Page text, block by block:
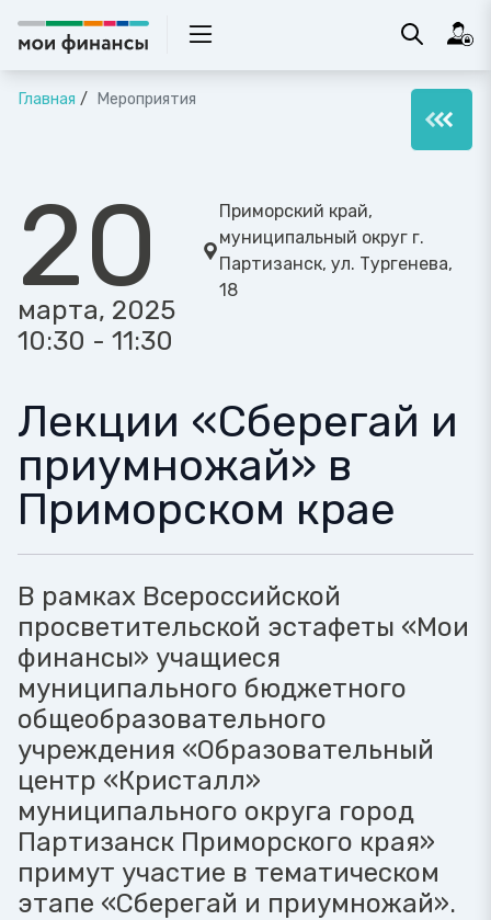
Главная Мероприятия
20
марта, 2025
10:30 - 11:30
Приморский край,
муниципальный округ г.
Партизанск, ул. Тургенева,
18
Лекции «Сберегай и
приумножай» в
Приморском крае
В рамках Всероссийской
просветительской эстафеты «Мои
финансы» учащиеся
муниципального бюджетного
общеобразовательного
учреждения «Образовательный
центр «Кристалл»
муниципального округа город
Партизанск Приморского края»
примут участие в тематическом
этапе «Сберегай и приумножай».